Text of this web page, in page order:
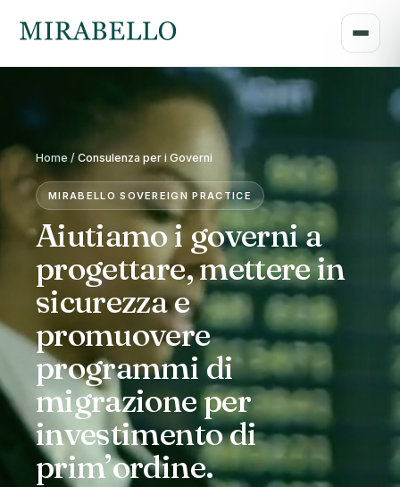
Home / Consulenza per i Governi
MIRABELLO SOVEREIGN PRACTICE
Aiutiamo i governi a
progettare, mettere in
sicurezza e
promuovere
programmi di
migrazione per
investimento di
prim’ordine.